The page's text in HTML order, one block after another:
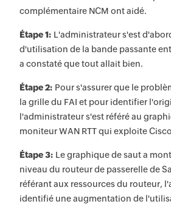
complémentaire NCM ont aidé.
Étape 1: L'administrateur s'est
d'utilisation de la bande passante
a constaté que tout allait bien.
Étape 2: Pour s'assurer que le
la grille du FAI et pour identifier
l'administrateur s'est référé au
moniteur WAN RTT qui exploite
Étape 3: Le graphique de saut a
niveau du routeur de passerelle de
référant aux ressources du routeur,
identifié une augmentation de